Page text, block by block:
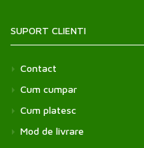
SUPORT CLIENTI
Contact
Cum cumpar
Cum platesc
Mod de livrare